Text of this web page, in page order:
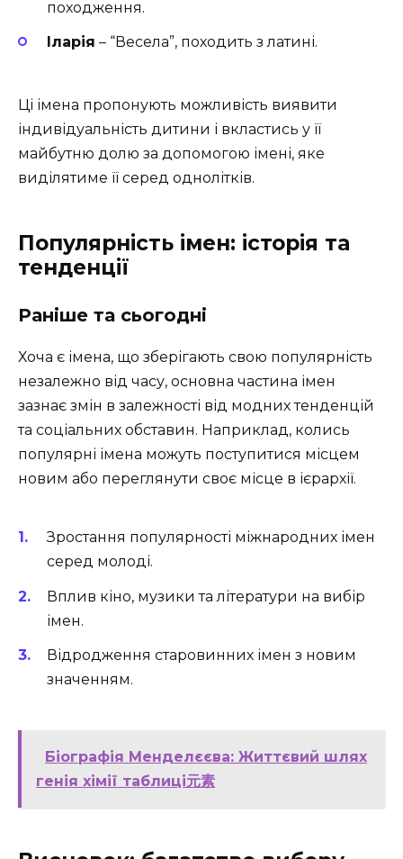
походження.
Іларія – “Весела”, походить з латині.
Ці імена пропонують можливість виявити
індивідуальність дитини і вкластись у її
майбутню долю за допомогою імені, яке
виділятиме її серед однолітків.
Популярність імен: історія та
тенденції
Раніше та сьогодні
Хоча є імена, що зберігають свою популярність
незалежно від часу, основна частина імен
зазнає змін в залежності від модних тенденцій
та соціальних обставин. Наприклад, колись
популярні імена можуть поступитися місцем
новим або переглянути своє місце в ієрархії.
Зростання популярності міжнародних імен
серед молоді.
Вплив кіно, музики та літератури на вибір
імен.
Відродження старовинних імен з новим
значенням.
Біографія Менделєєва: Життєвий шлях
генія хімії таблиці元素